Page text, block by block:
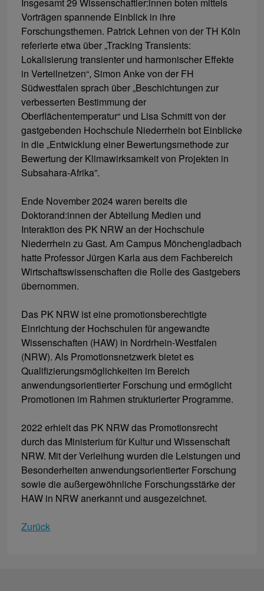
Vorträgen spannende Einblick in ihre
Forschungsthemen. Patrick Lehnen von der TH Köln
referierte etwa über „Tracking Transients:
Lokalisierung transienter und harmonischer Effekte
in Verteilnetzen“, Simon Anke von der FH
Südwestfalen sprach über „Beschichtungen zur
verbesserten Bestimmung der
Oberflächentemperatur“ und Lisa Schmitt von der
gastgebenden Hochschule Niederrhein bot Einblicke
in die „Entwicklung einer Bewertungsmethode zur
Bewertung der Klimawirksamkeit von Projekten in
Subsahara-Afrika”.
Ende November 2024 waren bereits die
Doktorand:innen der Abteilung Medien und
Interaktion des PK NRW an der Hochschule
Niederrhein zu Gast. Am Campus Mönchengladbach
hatte Professor Jürgen Karla aus dem Fachbereich
Wirtschaftswissenschaften die Rolle des Gastgebers
übernommen.
Das PK NRW ist eine promotionsberechtigte
Einrichtung der Hochschulen für angewandte
Wissenschaften (HAW) in Nordrhein-Westfalen
(NRW). Als Promotionsnetzwerk bietet es
Qualifizierungsmöglichkeiten im Bereich
anwendungsorientierter Forschung und ermöglicht
Promotionen im Rahmen strukturierter Programme.
2022 erhielt das PK NRW das Promotionsrecht
durch das Ministerium für Kultur und Wissenschaft
NRW. Mit der Verleihung wurden die Leistungen und
Besonderheiten anwendungsorientierter Forschung
sowie die außergewöhnliche Forschungsstärke der
HAW in NRW anerkannt und ausgezeichnet.
Zurück